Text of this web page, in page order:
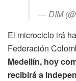
— DIM
El microciclo irá
Federación
Medellín, hoy
recibirá a